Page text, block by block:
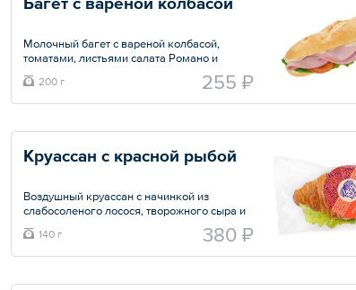
Молочный багет с вареной колбасой,
томатами, листьями салата Романо и
соусом на основе майонеза, соуса барбекю
и шрирачи
200 г 255 ₽
Круассан с красной рыбой
Воздушный круассан с начинкой из
слабосоленого лосося, творожного сыра и
сочного салата айсберг
Общий вес – 140 г
140 г 380 ₽